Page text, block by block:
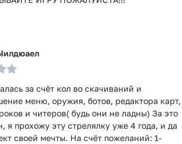
за счёт кол во скачиваний и
меню, оружия, ботов, редактора карт,
и читеров( будь они не ладны) За это
я прохожу эту стрелялку уже 4 года, и да
своей мечты. На счёт пожеланий: 1-